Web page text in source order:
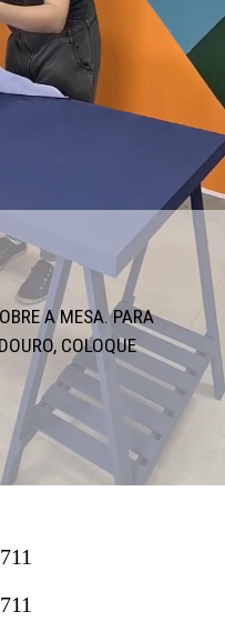
A MESA. PARA
COLOQUE